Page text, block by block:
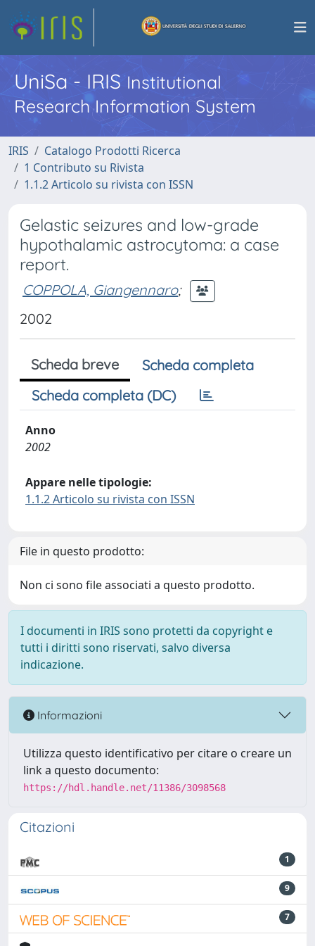
UniSa - IRISInstitutional
Research Information System
IRIS
Catalogo Prodotti Ricerca
1 Contributo su Rivista
1.1.2 Articolo su rivista con ISSN
Gelastic seizures and low-grade
hypothalamic astrocytoma: a case
report.
COPPOLA, Giangennaro;
2002
Scheda breve
Scheda completa
Scheda completa (DC)
Anno
2002
Appare nelle tipologie:
1.1.2 Articolo su rivista con ISSN
File in questo prodotto:
Non ci sono file associati a questo prodotto.
I documenti in IRIS sono protetti da copyright e
tutti i diritti sono riservati, salvo diversa
indicazione.
Informazioni
Utilizza questo identificativo per citare o creare un
link a questo documento:
https://hdl.handle.net/11386/3098568
Citazioni
1
9
7